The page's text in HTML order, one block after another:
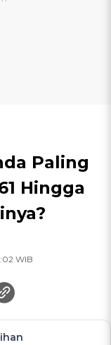
Paling
Hingga
WIB